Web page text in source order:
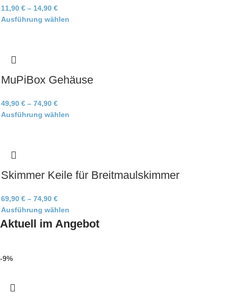
11,90 € – 14,90 €
Ausführung wählen
MuPiBox Gehäuse
49,90 € – 74,90 €
Ausführung wählen
Skimmer Keile für Breitmaulskimmer
69,90 € – 74,90 €
Ausführung wählen
Aktuell im Angebot
-9%